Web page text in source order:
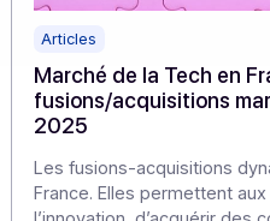
Articles